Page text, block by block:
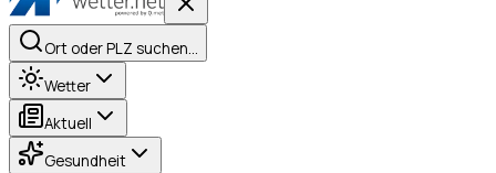
Ort oder PLZ suchen…
Wetter
Aktuell
Gesundheit